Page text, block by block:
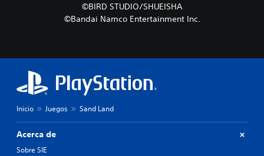
©BIRD STUDIO/SHUEISHA
©Bandai Namco Entertainment Inc.
Inicio Juegos Sand Land
Acerca de
Sobre SIE